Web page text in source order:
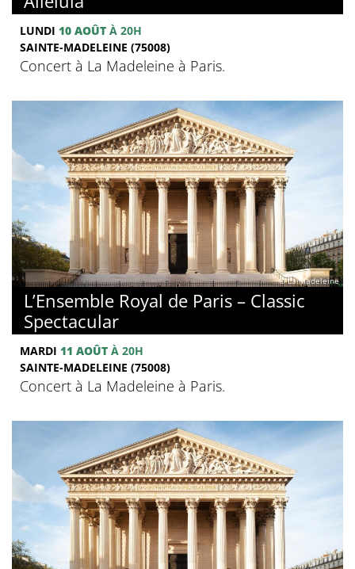
LUNDI 10 AOÛT À 20H
SAINTE-MADELEINE (75008)
Concert à La Madeleine à Paris.
© La Madeleine
L’Ensemble Royal de Paris – Classic
Spectacular
MARDI 11 AOÛT À 20H
SAINTE-MADELEINE (75008)
Concert à La Madeleine à Paris.